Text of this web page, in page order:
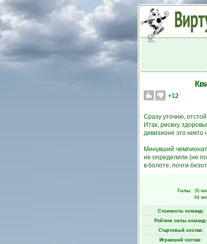
+12
Сразу уточню,
Итак, рискну
дивизионе это никто
Минувший
не определили (не
в болоте, почти
Голы: 36
84
Стоимость команд:
Рейтинг силы команд:
Стартовый состав:
Игравший состав: